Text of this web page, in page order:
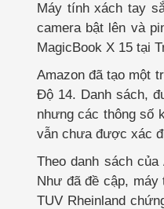
Máy tính xách tay
camera bật lên và
MagicBook X 15 tại
Amazon đã tạo một
Độ 14. Danh sách,
nhưng các thông số
vẫn chưa được xác
Theo danh sách
Như đã đề cập,
TUV Rheinland